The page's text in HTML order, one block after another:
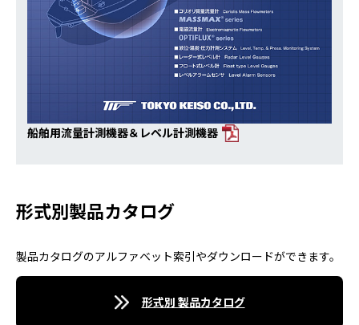
船舶用流量計測機器＆レベル計測機器
形式別製品カタログ
製品カタログのアルファベット索引やダウンロードができます。
形式別 製品カタログ